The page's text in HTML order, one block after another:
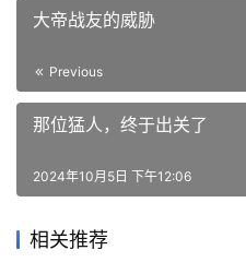
大帝战友的威胁
Previous
那位猛人，终于出关了
2024年10月5日 下午12:06
相关推荐